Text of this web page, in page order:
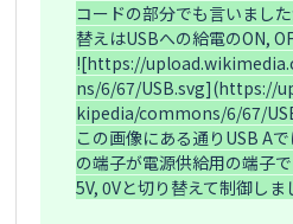
コードの部分でも言いまし
替えはUSBへの給電のON,
![https://
ns/6/67/USB.svg](https://
kipedia/commons/6/67/
この画像にある通りUSB A
の端子が電源供給用の端子
5V, 0Vと切り替えて制御しま